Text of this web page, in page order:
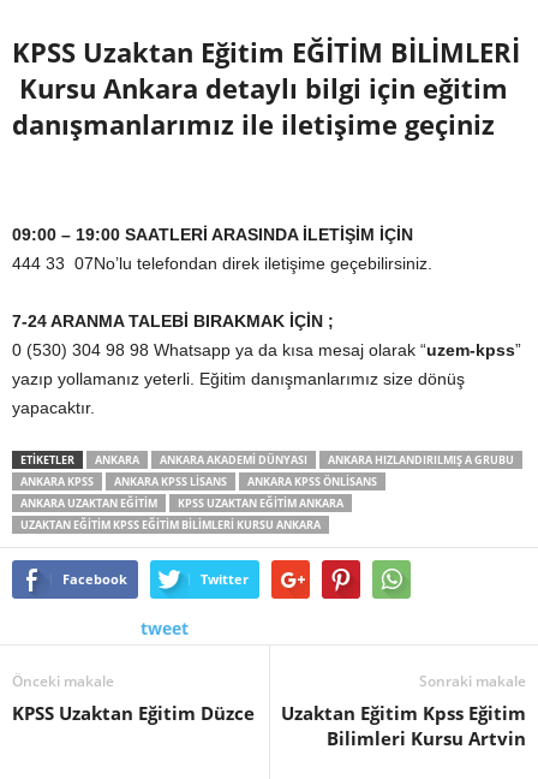
KPSS Uzaktan Eğitim EĞİTİM BİLİMLERİ
Kursu Ankara detaylı bilgi için eğitim
danışmanlarımız ile iletişime geçiniz
09:00 – 19:00 SAATLERİ ARASINDA İLETİŞİM İÇİN
444 33 07No’lu telefondan direk iletişime geçebilirsiniz.
7-24 ARANMA TALEBİ BIRAKMAK İÇİN ;
0 (530) 304 98 98 Whatsapp ya da kısa mesaj olarak “uzem-kpss”
yazıp yollamanız yeterli. Eğitim danışmanlarımız size dönüş
yapacaktır.
ETİKETLER ANKARA ANKARA AKADEMI DÜNYASI
ANKARA HIZLANDIRILMIŞ A GRUBU
ANKARA KPSS
ANKARA KPSS LISANS
ANKARA KPSS ÖNLISANS
ANKARA UZAKTAN EĞITIM
KPSS UZAKTAN EĞITIM ANKARA
UZAKTAN EĞITIM KPSS EĞITIM BILIMLERI KURSU ANKARA
Facebook Twitter
tweet
Önceki makale
KPSS Uzaktan Eğitim Düzce
Sonraki makale
Uzaktan Eğitim Kpss Eğitim
Bilimleri Kursu Artvin